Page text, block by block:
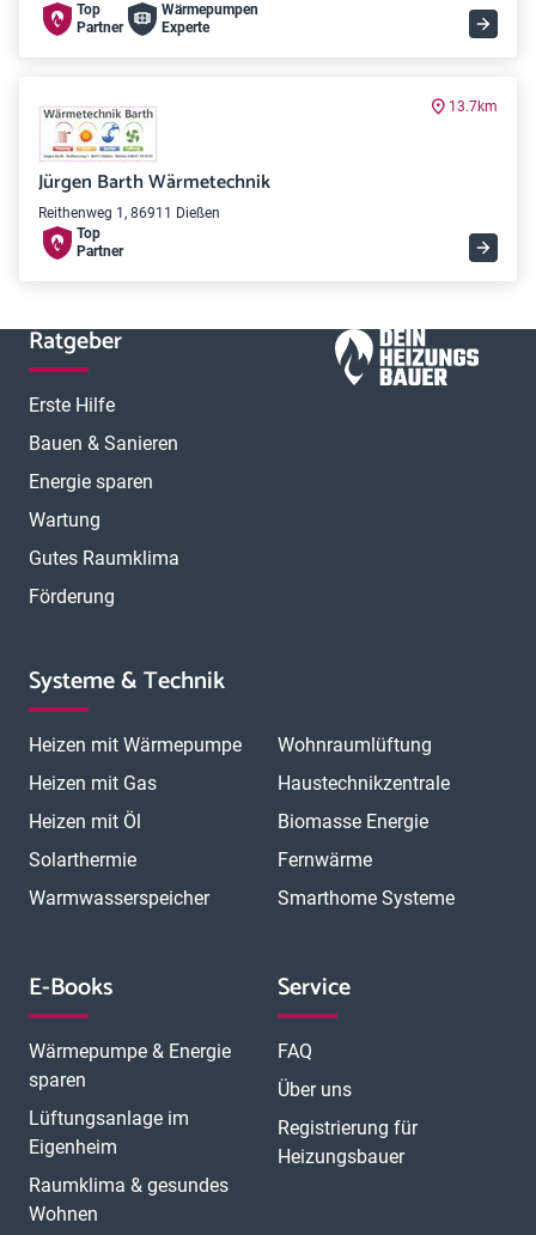
Top
Partner
Wärme­pumpen
Experte
13.7km
Jürgen Barth Wärmetechnik
Reithenweg 1, 86911 Dießen
Top
Partner
Ratgeber
Erste Hilfe
Bauen & Sanieren
Energie sparen
Wartung
Gutes Raumklima
Förderung
Systeme & Technik
Heizen mit Wärmepumpe
Heizen mit Gas
Heizen mit Öl
Solarthermie
Warmwasserspeicher
Wohnraumlüftung
Haustechnikzentrale
Biomasse Energie
Fernwärme
Smarthome Systeme
E-Books
Wärmepumpe & Energie
sparen
Lüftungsanlage im
Eigenheim
Raumklima & gesundes
Wohnen
Service
FAQ
Über uns
Registrierung für
Heizungsbauer